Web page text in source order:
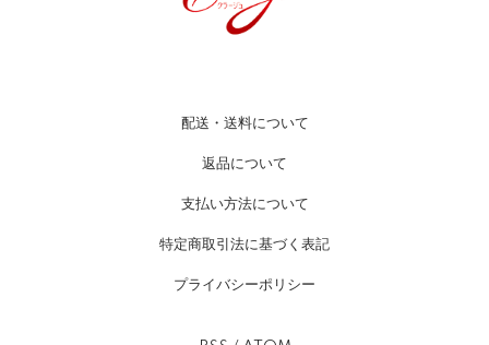
配送・送料について
返品について
支払い方法について
特定商取引法に基づく表記
プライバシーポリシー